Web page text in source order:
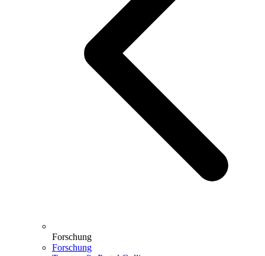
Forschung
Forschung